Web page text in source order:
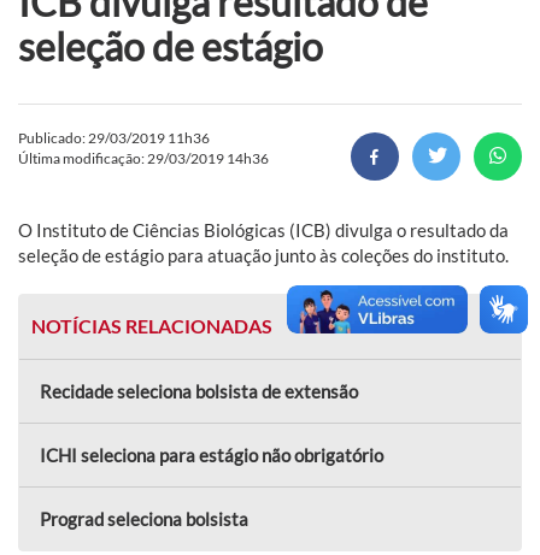
seleção de estágio
Publicado: 29/03/2019 11h36
Última modificação: 29/03/2019 14h36
O Instituto de Ciências Biológicas (ICB) divulga o resultado da
seleção de estágio para atuação junto às coleções do instituto.
NOTÍCIAS RELACIONADAS
Recidade seleciona bolsista de extensão
ICHI seleciona para estágio não obrigatório
Prograd seleciona bolsista